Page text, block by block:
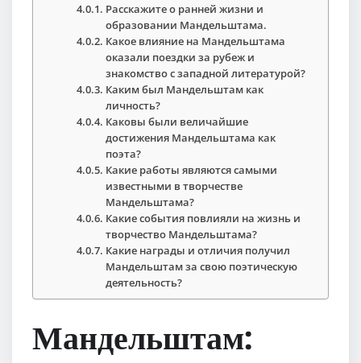
Расскажите о ранней жизни и
образовании Мандельштама.
Какое влияние на Мандельштама
оказали поездки за рубеж и
знакомство с западной литературой?
Каким был Мандельштам как
личность?
Каковы были величайшие
достижения Мандельштама как
поэта?
Какие работы являются самыми
известными в творчестве
Мандельштама?
Какие события повлияли на жизнь и
творчество Мандельштама?
Какие награды и отличия получил
Мандельштам за свою поэтическую
деятельность?
Мандельштам: